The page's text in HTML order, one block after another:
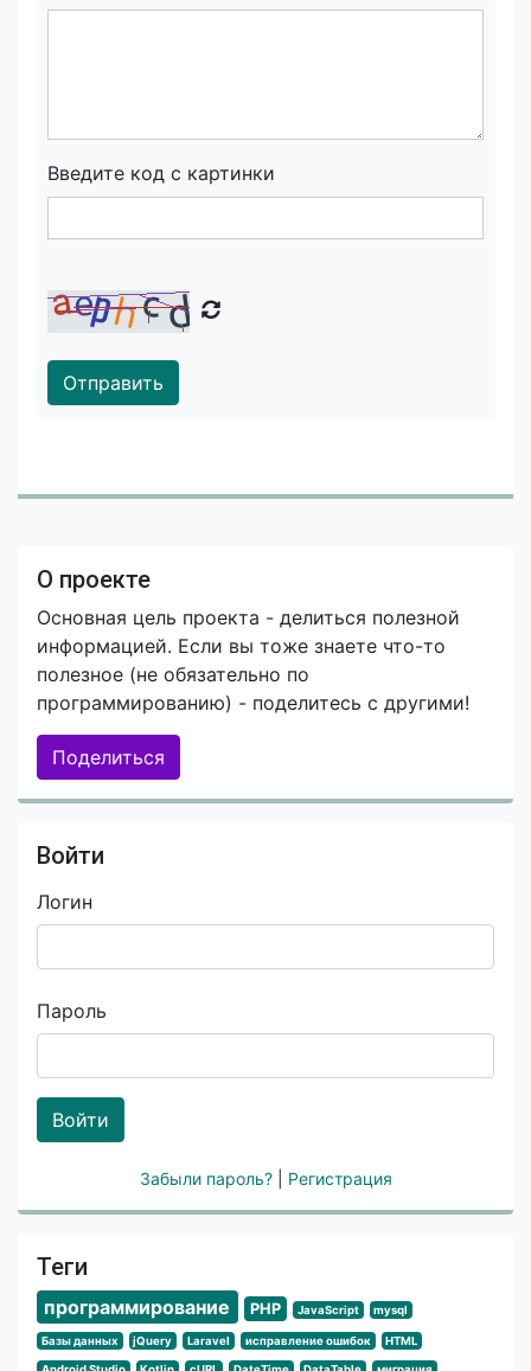
Введите код с картинки
Отправить
О проекте
Основная цель проекта - делиться полезной
информацией. Если вы тоже знаете что-то
полезное (не обязательно по
программированию) - поделитесь с другими!
Поделиться
Войти
Логин
Пароль
Войти
Забыли пароль? Регистрация
Теги
программирование PHP JavaScript mysql
Базы данных jQuery Laravel исправление ошибок HTML